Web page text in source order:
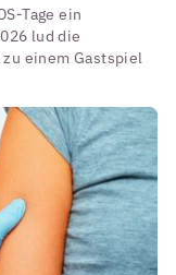
Tage ein
lud die
einem Gastspiel